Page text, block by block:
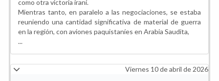
como otra victoria iraní.
Mientras tanto, en paralelo a las negociaciones, se estaba
reuniendo una cantidad significativa de material de guerra
en la región, con aviones paquistaníes en Arabia Saudita,
...
Viernes 10 de abril de 2026